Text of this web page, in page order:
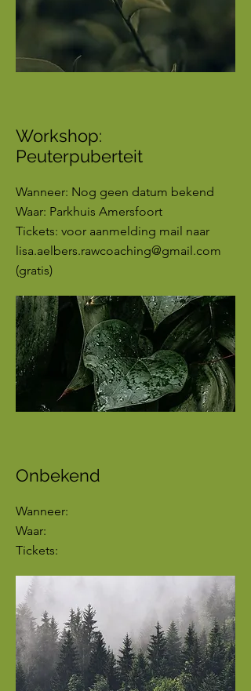
Workshop:
Peuterpuberteit
Wanneer: Nog geen datum bekend
Waar: Parkhuis Amersfoort
Tickets: voor aanmelding mail naar
lisa.aelbers.rawcoaching@gmail.com
(gratis)
Onbekend
Wanneer:
Waar:
Tickets: